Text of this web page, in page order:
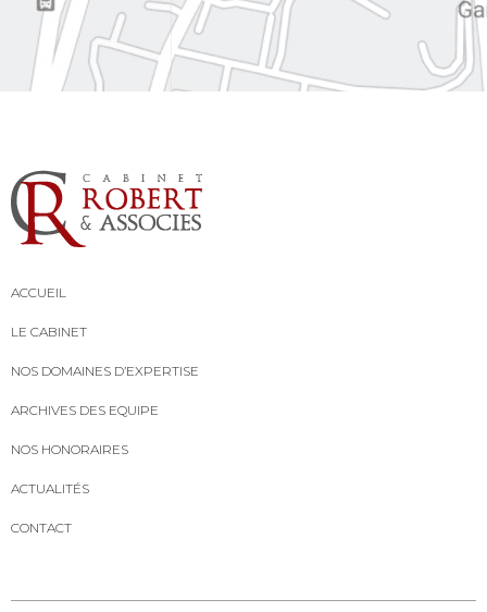
ACCUEIL
LE CABINET
NOS DOMAINES D’EXPERTISE
ARCHIVES DES EQUIPE
NOS HONORAIRES
ACTUALITÉS
CONTACT